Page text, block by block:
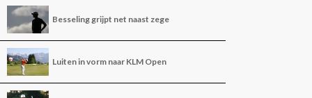
Besseling grijpt net naast zege
Luiten in vorm naar KLM Open